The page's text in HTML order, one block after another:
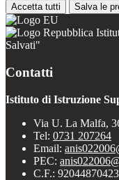
Accetta tutti Salva le
Salvati"
Contatti
Istituto di Istruzione
Via U. La Malfa,
Tel: 0731 207264
Email:
PEC:
C.F.: 92044870423